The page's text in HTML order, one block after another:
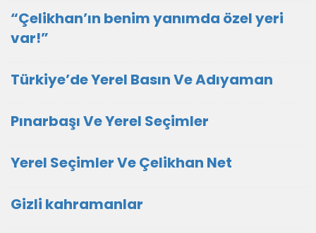
“Çelikhan’ın benim yanımda özel yeri
var!”
Türkiye’de Yerel Basın Ve Adıyaman
Pınarbaşı Ve Yerel Seçimler
Yerel Seçimler Ve Çelikhan Net
Gizli kahramanlar